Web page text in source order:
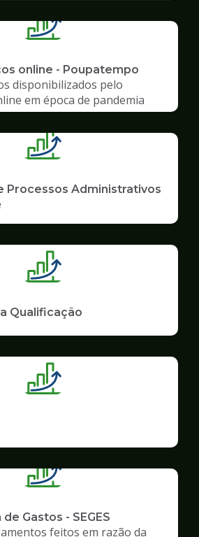
online - Poupatempo
disponibilizados pelo
em época de pandemia
Processos Administrativos
Qualificação
Gastos - SEGES
feitos em razão da